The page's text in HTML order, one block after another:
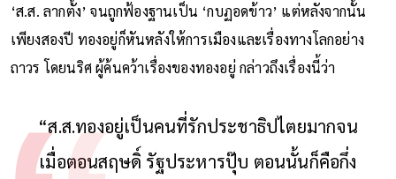
‘ส.ส. ลากตั้ง’ จนถูกฟ้องฐานเป็น ‘กบฏอดข้าว’ แต่หลังจากนั้น
เพียงสองปี ทองอยู่ก็หันหลังให้การเมืองและเรื่องทางโลกอย่าง
ถาวร โดยนริศ ผู้ค้นคว้าเรื่องของทองอยู่ กล่าวถึงเรื่องนี้ว่า
“ส.ส.ทองอยู่เป็นคนที่รักประชาธิปไตยมากจน
เมื่อตอนสฤษดิ์ รัฐประหารปุ๊บ ตอนนั้นก็คือกึ่ง